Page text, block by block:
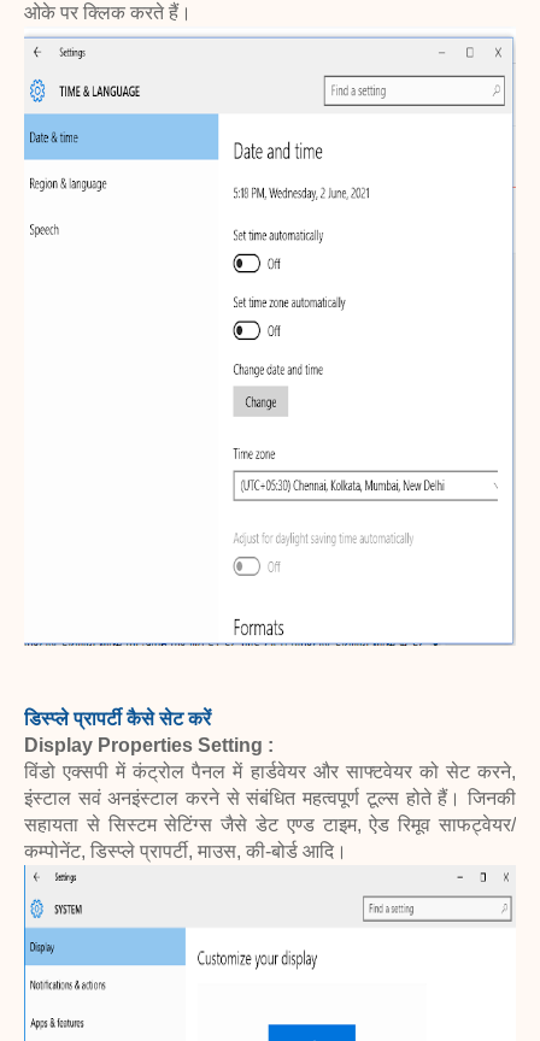
ओके पर क्लिक करते हैं।
डिस्प्ले प्रापर्टी कैसे सेट करें
Display Properties Setting :
विंडो एक्सपी में कंट्रोल पैनल में हार्डवेयर और साफ्टवेयर को सेट करने,
इंस्टाल सवं अनइंस्टाल करने से संबंधित महत्वपूर्ण टूल्स होते हैं। जिनकी
सहायता से सिस्टम सेटिंग्स जैसे डेट एण्ड टाइम, ऐड रिमूव साफट्वेयर/
कम्पोनेंट, डिस्प्ले प्रापर्टी, माउस, की-बोर्ड आदि।